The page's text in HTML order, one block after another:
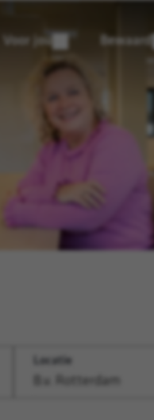
Voor jou Bewaard
Locatie